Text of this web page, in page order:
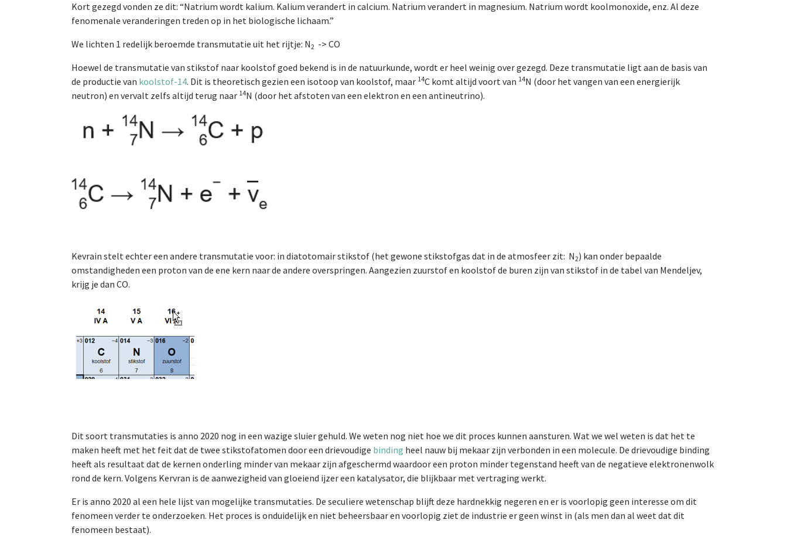
Kort gezegd vonden ze dit: “Natrium wordt kalium. Kalium verandert in calcium. Natrium verandert in magnesium. Natrium wordt koolmonoxide, enz. Al deze
fenomenale veranderingen treden op in het biologische lichaam.”
We lichten 1 redelijk beroemde transmutatie uit het rijtje: N2 -> CO
Hoewel de transmutatie van stikstof naar koolstof goed bekend is in de natuurkunde, wordt er heel weinig over gezegd. Deze transmutatie ligt aan de basis van
de productie van koolstof-14. Dit is theoretisch gezien een isotoop van koolstof, maar 14C komt altijd voort van 14N (door het vangen van een energierijk
neutron) en vervalt zelfs altijd terug naar 14N (door het afstoten van een elektron en een antineutrino).
Kevrain stelt echter een andere transmutatie voor: in diatotomair stikstof (het gewone stikstofgas dat in de atmosfeer zit: N2) kan onder bepaalde
omstandigheden een proton van de ene kern naar de andere overspringen. Aangezien zuurstof en koolstof de buren zijn van stikstof in de tabel van Mendeljev,
krijg je dan CO.
Dit soort transmutaties is anno 2020 nog in een wazige sluier gehuld. We weten nog niet hoe we dit proces kunnen aansturen. Wat we wel weten is dat het te
maken heeft met het feit dat de twee stikstofatomen door een drievoudige binding heel nauw bij mekaar zijn verbonden in een molecule. De drievoudige binding
heeft als resultaat dat de kernen onderling minder van mekaar zijn afgeschermd waardoor een proton minder tegenstand heeft van de negatieve elektronenwolk
rond de kern. Volgens Kervran is de aanwezigheid van gloeiend ijzer een katalysator, die blijkbaar met vertraging werkt.
Er is anno 2020 al een hele lijst van mogelijke transmutaties. De seculiere wetenschap blijft deze hardnekkig negeren en er is voorlopig geen interesse om dit
fenomeen verder te onderzoeken. Het proces is onduidelijk en niet beheersbaar en voorlopig ziet de industrie er geen winst in (als men dan al weet dat dit
fenomeen bestaat).